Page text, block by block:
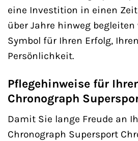
eine Investition in einen
über Jahre hinweg begleiten
Symbol für Ihren Erfolg,
Persönlichkeit.
Pflegehinweise für
Chronograph
Damit Sie lange Freude an
Chronograph Supersport